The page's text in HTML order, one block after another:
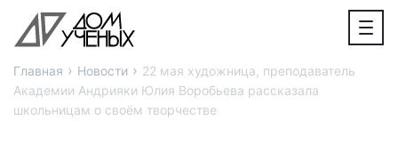
Главная › Новости › 22 мая художница, преподаватель
Академии Андрияки Юлия Воробьева рассказала
школьницам о своём творчестве